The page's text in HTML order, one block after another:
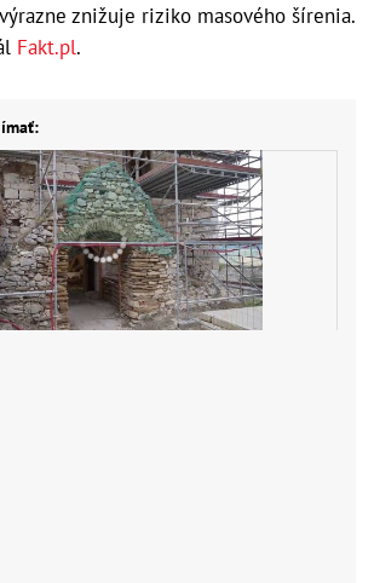
znižuje riziko masového šírenia.
Fakt.pl.